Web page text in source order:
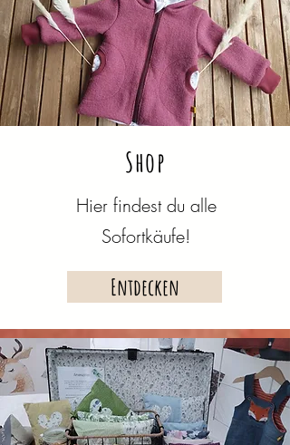
Shop
Hier findest du alle
Sofortkäufe!
Entdecken